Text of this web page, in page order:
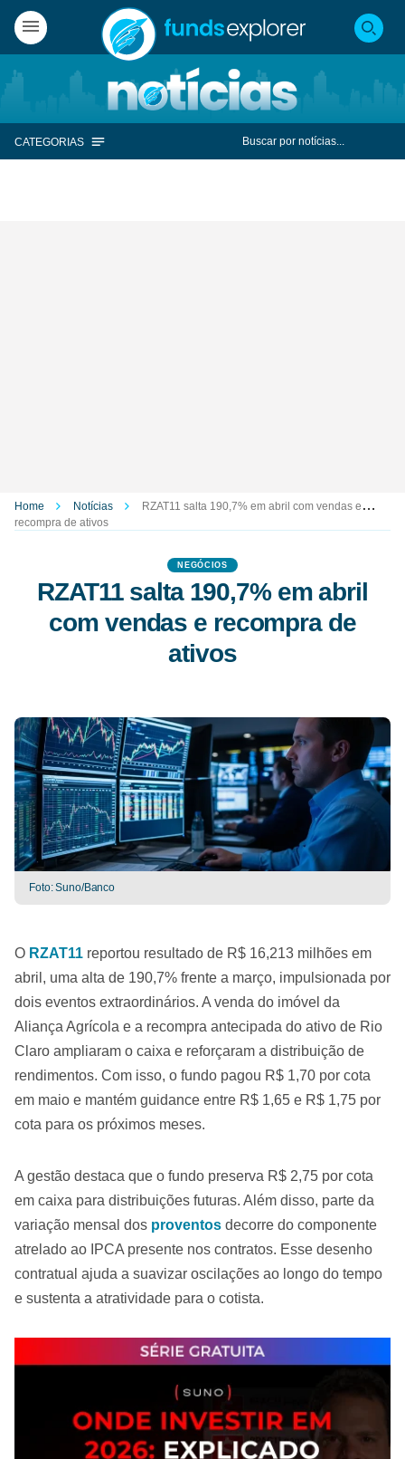
CATEGORIAS
Home Notícias
RZAT11 salta 190,7% em abril com vendas e
recompra de ativos
NEGÓCIOS
RZAT11 salta 190,7% em abril
com vendas e recompra de
ativos
Foto: Suno/Banco
O RZAT11 reportou resultado de R$ 16,213 milhões em
abril, uma alta de 190,7% frente a março, impulsionada por
dois eventos extraordinários. A venda do imóvel da
Aliança Agrícola e a recompra antecipada do ativo de Rio
Claro ampliaram o caixa e reforçaram a distribuição de
rendimentos. Com isso, o fundo pagou R$ 1,70 por cota
em maio e mantém guidance entre R$ 1,65 e R$ 1,75 por
cota para os próximos meses.
A gestão destaca que o fundo preserva R$ 2,75 por cota
em caixa para distribuições futuras. Além disso, parte da
variação mensal dos proventos decorre do componente
atrelado ao IPCA presente nos contratos. Esse desenho
contratual ajuda a suavizar oscilações ao longo do tempo
e sustenta a atratividade para o cotista.